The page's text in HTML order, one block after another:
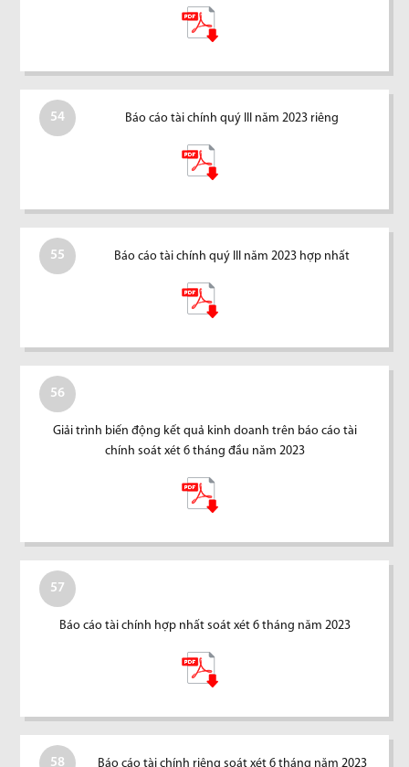
54 Báo cáo tài chính quý III năm 2023 riêng
55 Báo cáo tài chính quý III năm 2023 hợp nhất
56
Giải trình biến động kết quả kinh doanh trên báo cáo tài
chính soát xét 6 tháng đầu năm 2023
57
Báo cáo tài chính hợp nhất soát xét 6 tháng năm 2023
58 Báo cáo tài chính riêng soát xét 6 tháng năm 2023